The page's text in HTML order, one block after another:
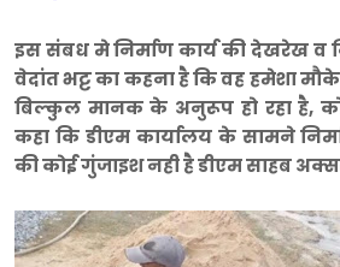
इस संबध मे निर्माण कार्य की देखरेख व
वेदांत भट्ट का कहना है कि वह हमेशा मौके
बिल्कुल मानक के अनुरूप हो रहा है,
कहा कि डीएम कार्यालय के सामने
की कोई गुंजाइश नही है डीएम साहब